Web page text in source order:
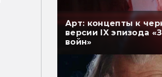
Арт: концепты к
версии IX эпизода
войн»